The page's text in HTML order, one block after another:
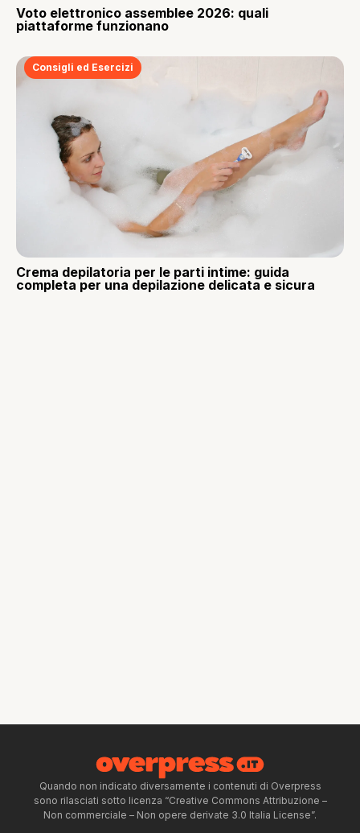
Voto elettronico assemblee 2026: quali
piattaforme funzionano
Consigli ed Esercizi
Crema depilatoria per le parti intime: guida
completa per una depilazione delicata e sicura
Quando non indicato diversamente i contenuti di Overpress
sono rilasciati sotto licenza “Creative Commons Attribuzione –
Non commerciale – Non opere derivate 3.0 Italia License”.